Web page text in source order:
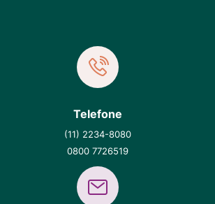
Telefone
(11) 2234-8080
0800 7726519